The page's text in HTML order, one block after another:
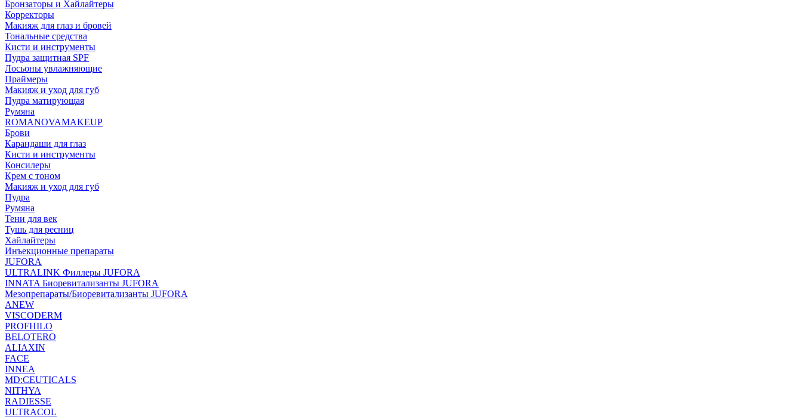
Бронзаторы и Хайлайтеры
Корректоры
Макияж для глаз и бровей
Тональные средства
Кисти и инструменты
Пудра защитная SPF
Лосьоны увлажняющие
Праймеры
Макияж и уход для губ
Пудра матирующая
Румяна
ROMANOVAMAKEUP
Брови
Карандаши для глаз
Кисти и инструменты
Консилеры
Крем с тоном
Макияж и уход для губ
Пудра
Румяна
Тени для век
Тушь для ресниц
Хайлайтеры
Инъекционные препараты
JUFORA
ULTRALINK Филлеры JUFORA
INNATA Биоревитализанты JUFORA
Мезопрепараты/Биоревитализанты JUFORA
ANEW
VISCODERM
PROFHILO
BELOTERO
ALIAXIN
FACE
INNEA
MD:CEUTICALS
NITHYA
RADIESSE
ULTRACOL